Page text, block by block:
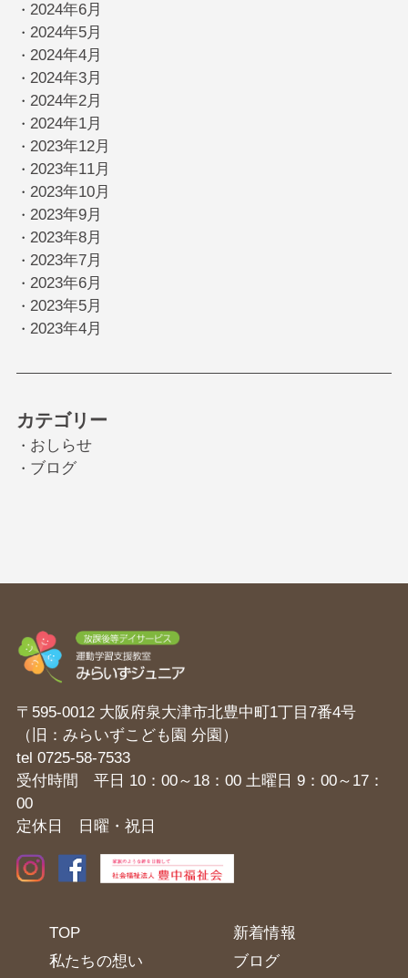
・ 2024年6月
・ 2024年5月
・ 2024年4月
・ 2024年3月
・ 2024年2月
・ 2024年1月
・ 2023年12月
・ 2023年11月
・ 2023年10月
・ 2023年9月
・ 2023年8月
・ 2023年7月
・ 2023年6月
・ 2023年5月
・ 2023年4月
カテゴリー
・ おしらせ
・ ブログ
〒595-0012 大阪府泉大津市北豊中町1丁目7番4号
（旧：みらいずこども園 分園）
tel 0725-58-7533
受付時間 平日 10：00～18：00 土曜日 9：00～17：
00
定休日 日曜・祝日
TOP
私たちの想い
新着情報
ブログ